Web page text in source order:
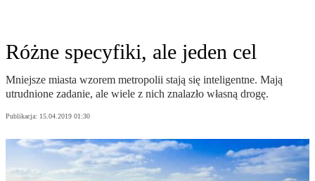
Różne specyfiki, ale jeden cel
Mniejsze miasta wzorem metropolii stają się inteligentne. Mają
utrudnione zadanie, ale wiele z nich znalazło własną drogę.
Publikacja: 15.04.2019 01:30